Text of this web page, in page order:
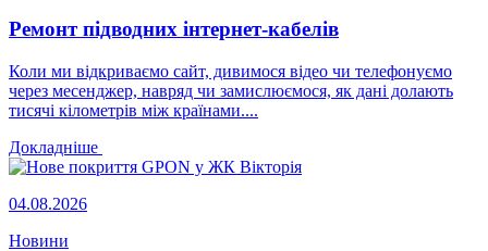
Ремонт підводних інтернет-кабелів
Коли ми відкриваємо сайт, дивимося відео чи телефонуємо
через месенджер, навряд чи замислюємося, як дані долають
тисячі кілометрів між країнами....
Докладніше
04.08.2026
Новини